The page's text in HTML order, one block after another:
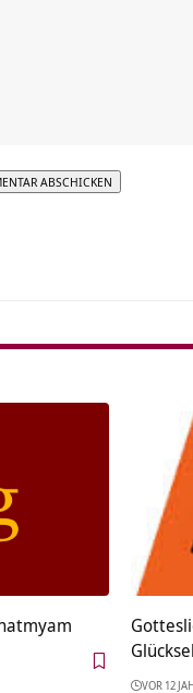
VOR 12